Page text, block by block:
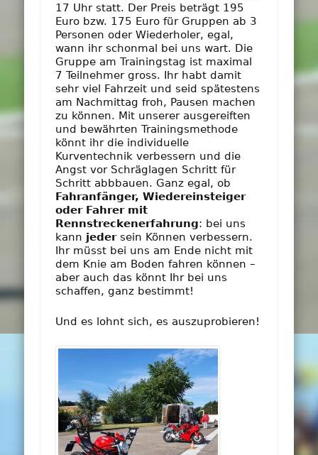
17 Uhr statt. Der Preis beträgt 195
Euro bzw. 175 Euro für Gruppen ab 3
Personen oder Wiederholer, egal,
wann ihr schonmal bei uns wart. Die
Gruppe am Trainingstag ist maximal
7 Teilnehmer gross. Ihr habt damit
sehr viel Fahrzeit und seid spätestens
am Nachmittag froh, Pausen machen
zu können. Mit unserer ausgereiften
und bewährten Trainingsmethode
könnt ihr die individuelle
Kurventechnik verbessern und die
Angst vor Schräglagen Schritt für
Schritt abbbauen. Ganz egal, ob
Fahranfänger, Wiedereinsteiger
oder Fahrer mit
Rennstreckenerfahrung: bei uns
kann jedersein Können verbessern.
Ihr müsst bei uns am Ende nicht mit
dem Knie am Boden fahren können –
aber auch das könnt Ihr bei uns
schaffen, ganz bestimmt!
Und es lohnt sich, es auszuprobieren!